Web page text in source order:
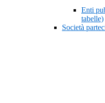
Enti
tabelle)
Società